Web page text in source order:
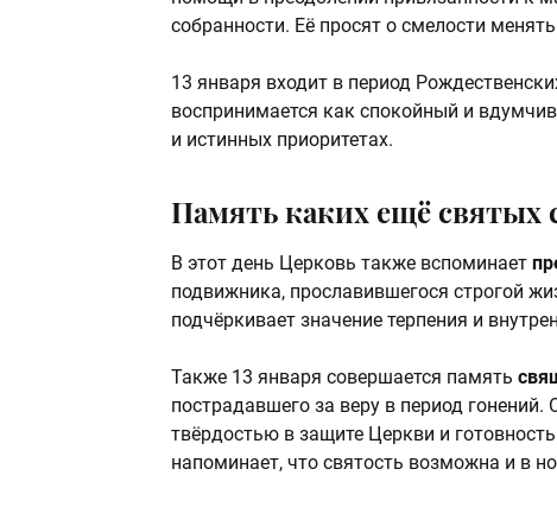
собранности. Её просят о смелости
13 января входит в период
воспринимается как спокойный и
и истинных приоритетах.
Память каких ещё святых
В этот день Церковь также вспоминает
подвижника, прославившегося строгой
подчёркивает значение терпения и
Также 13 января совершается память
пострадавшего за веру в период
твёрдостью в защите Церкви и
напоминает, что святость возможна и в